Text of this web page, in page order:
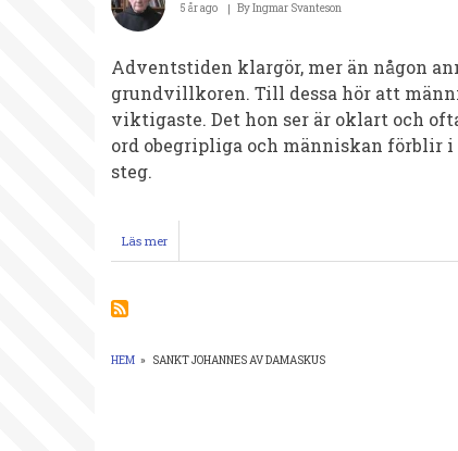
5 år ago ByIngmar Svanteson
Adventstiden klargör, mer än någon
grundvillkoren. Till dessa hör att
vikti­gaste. Det hon ser är oklart och
ord obegripliga och människan för­blir
steg.
Läs mer
Kortpredikan
Johannes
HEM » SANKT JOHANNES AV DAMASKUS